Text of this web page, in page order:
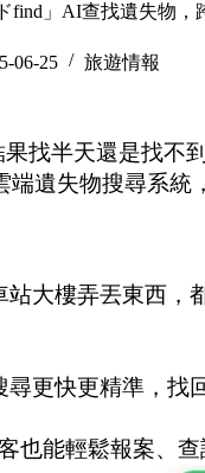
find」AI查找遺失物，
06-25 旅遊情報
找半天還是找不
遺失物搜尋系統
大樓弄丟東西，
更快更精準，找
也能輕鬆報案、查